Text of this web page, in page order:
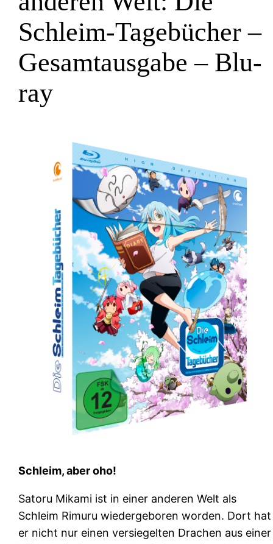
Schleim-Tagebücher –
Gesamtausgabe – Blu-
ray
Schleim, aber oho!
Satoru Mikami ist in einer anderen Welt als
Schleim Rimuru wiedergeboren worden. Dort hat
er nicht nur einen versiegelten Drachen aus einer